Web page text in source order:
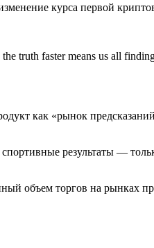
курса первой
truth faster means us all
как «рынок
результаты —
объем торгов на рынках